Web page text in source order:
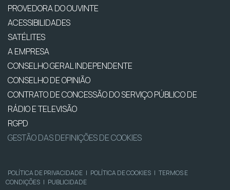
PROVEDORA DO OUVINTE
ACESSIBILIDADES
SATÉLITES
A EMPRESA
CONSELHO GERAL INDEPENDENTE
CONSELHO DE OPINIÃO
CONTRATO DE CONCESSÃO DO SERVIÇO PÚBLICO DE
RÁDIO E TELEVISÃO
RGPD
GESTÃO DAS DEFINIÇÕES DE COOKIES
POLÍTICA DE PRIVACIDADE | POLÍTICA DE COOKIES | TERMOS E
CONDIÇÕES | PUBLICIDADE